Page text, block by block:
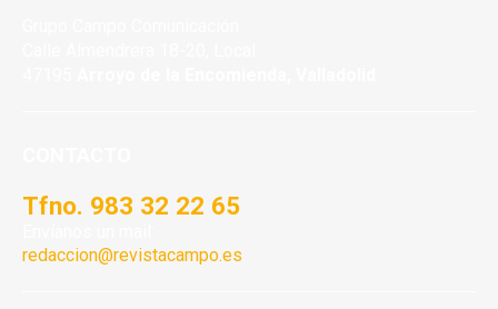
Tfno. 983 32 22 65
redaccion@revistacampo.es